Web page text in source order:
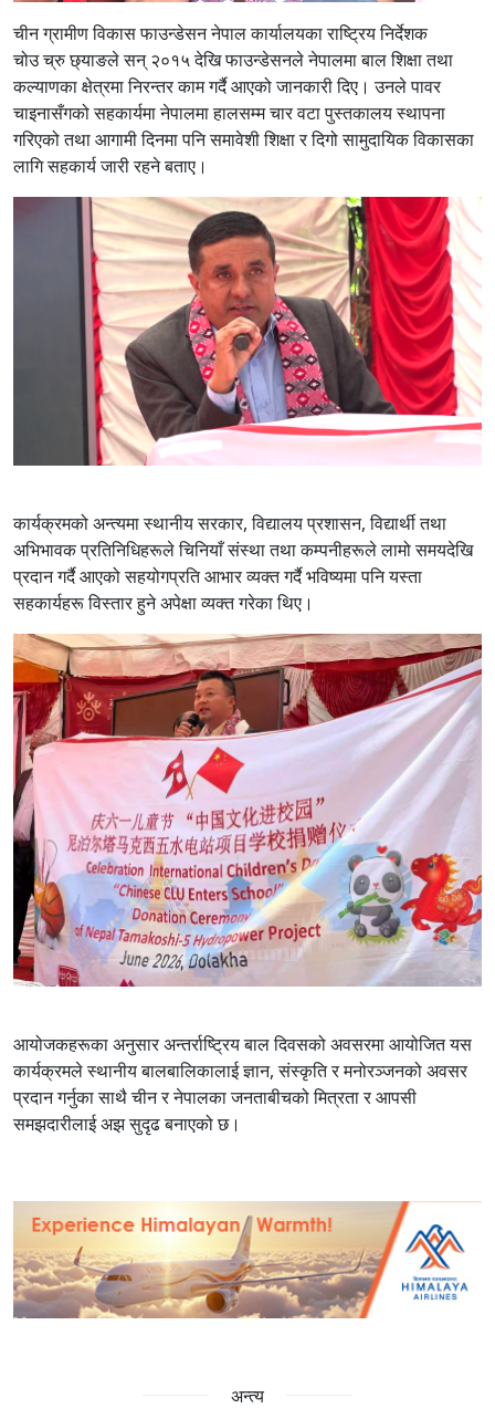
चीन ग्रामीण विकास फाउन्डेसन नेपाल कार्यालयका राष्ट्रिय निर्देशक
चोउ च्रु छ्याङले सन् २०१५ देखि फाउन्डेसनले नेपालमा बाल शिक्षा तथा
कल्याणका क्षेत्रमा निरन्तर काम गर्दै आएको जानकारी दिए। उनले पावर
चाइनासँगको सहकार्यमा नेपालमा हालसम्म चार वटा पुस्तकालय स्थापना
गरिएको तथा आगामी दिनमा पनि समावेशी शिक्षा र दिगो सामुदायिक विकासका
लागि सहकार्य जारी रहने बताए।
कार्यक्रमको अन्त्यमा स्थानीय सरकार, विद्यालय प्रशासन, विद्यार्थी तथा
अभिभावक प्रतिनिधिहरूले चिनियाँ संस्था तथा कम्पनीहरूले लामो समयदेखि
प्रदान गर्दै आएको सहयोगप्रति आभार व्यक्त गर्दै भविष्यमा पनि यस्ता
सहकार्यहरू विस्तार हुने अपेक्षा व्यक्त गरेका थिए।
आयोजकहरूका अनुसार अन्तर्राष्ट्रिय बाल दिवसको अवसरमा आयोजित यस
कार्यक्रमले स्थानीय बालबालिकालाई ज्ञान, संस्कृति र मनोरञ्जनको अवसर
प्रदान गर्नुका साथै चीन र नेपालका जनताबीचको मित्रता र आपसी
समझदारीलाई अझ सुदृढ बनाएको छ।
अन्त्य